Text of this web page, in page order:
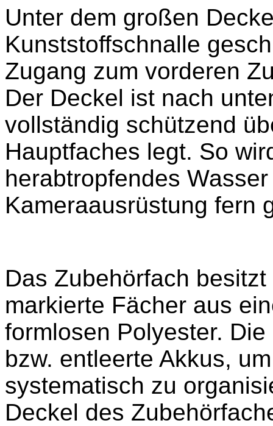
Unter dem großen
Kunststoffschnalle
Zugang zum vorderen
Der Deckel ist nach
vollständig schützend
Hauptfaches legt. So
herabtropfendes
Kameraausrüstung fern
Das Zubehörfach
markierte Fächer aus
formlosen Polyester.
bzw. entleerte Akkus,
systematisch zu
Deckel des